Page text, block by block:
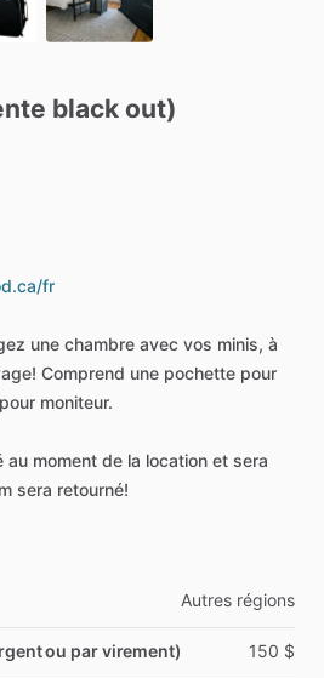
black out)
fr
une chambre avec vos minis, à
Comprend une pochette pour
pour moniteur.
au moment de la location et sera
sera retourné!
Autres régions
ou par virement) 150 $